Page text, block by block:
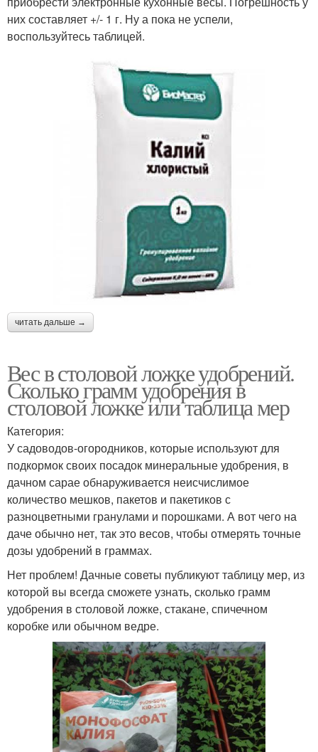
них составляет +/- 1 г. Ну а пока не успели,
воспользуйтесь таблицей.
читать дальше →
Вес в столовой ложке удобрений.
Сколько грамм удобрения в
столовой ложке или таблица мер
Категория:
У садоводов-огородников, которые используют для
подкормок своих посадок минеральные удобрения, в
дачном сарае обнаруживается неисчислимое
количество мешков, пакетов и пакетиков с
разноцветными гранулами и порошками. А вот чего на
даче обычно нет, так это весов, чтобы отмерять точные
дозы удобрений в граммах.
Нет проблем! Дачные советы публикуют таблицу мер, из
которой вы всегда сможете узнать, сколько грамм
удобрения в столовой ложке, стакане, спичечном
коробке или обычном ведре.